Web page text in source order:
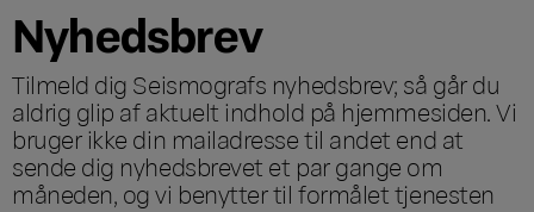
Nyhedsbrev
Tilmeld dig Seismografs nyhedsbrev; så går du
aldrig glip af aktuelt indhold på hjemmesiden. Vi
bruger ikke din mailadresse til andet end at
sende dig nyhedsbrevet et par gange om
måneden, og vi benytter til formålet tjenesten